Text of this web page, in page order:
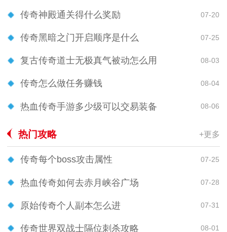
传奇神殿通关得什么奖励 07-20
传奇黑暗之门开启顺序是什么 07-25
复古传奇道士无极真气被动怎么用 08-03
传奇怎么做任务赚钱 08-04
热血传奇手游多少级可以交易装备 08-06
热门攻略 +更多
传奇每个boss攻击属性 07-25
热血传奇如何去赤月峡谷广场 07-28
原始传奇个人副本怎么进 07-31
传奇世界双战士隔位刺杀攻略 08-01